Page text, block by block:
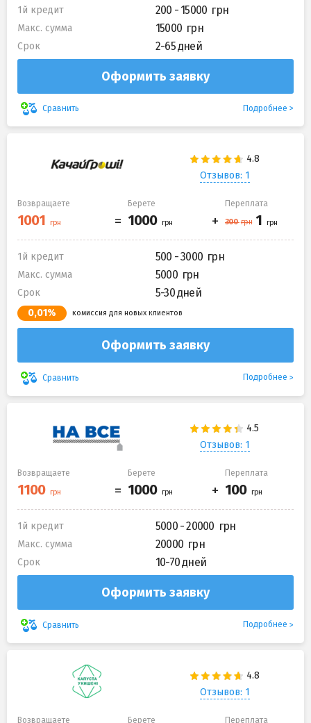
1й кредит 200 - 15000
Макс. сумма 15000
Срок 2-65 дней
Оформить заявку
Сравнить Подробнее
Отзывов: 1
Возвращаете Берете Переплата
1й кредит 500 - 3000
Макс. сумма 5000
Срок 5-30 дней
0,01% комиссия для новых клиентов
Оформить заявку
Сравнить Подробнее
Отзывов: 1
Возвращаете Берете Переплата
1й кредит 5000 - 20000
Макс. сумма 20000
Срок 10-70 дней
Оформить заявку
Сравнить Подробнее
Отзывов: 1
Возвращаете Берете Переплата